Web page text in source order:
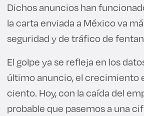
Dichos anuncios han
la carta enviada a México va
seguridad y de tráfico de
El golpe ya se refleja en los
último anuncio, el crecimiento
ciento. Hoy, con la caída del
probable que pasemos a una